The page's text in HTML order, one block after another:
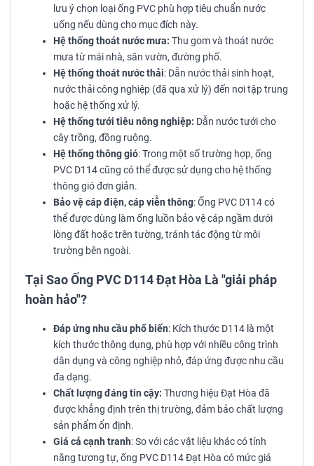
lưu ý chọn loại ống PVC phù hợp tiêu chuẩn nước
uống nếu dùng cho mục đích này.
Hệ thống thoát nước mưa: Thu gom và thoát nước
mưa từ mái nhà, sân vườn, đường phố.
Hệ thống thoát nước thải: Dẫn nước thải sinh hoạt,
nước thải công nghiệp (đã qua xử lý) đến nơi tập trung
hoặc hệ thống xử lý.
Hệ thống tưới tiêu nông nghiệp: Dẫn nước tưới cho
cây trồng, đồng ruộng.
Hệ thống thông gió: Trong một số trường hợp, ống
PVC D114 cũng có thể được sử dụng cho hệ thống
thông gió đơn giản.
Bảo vệ cáp điện, cáp viễn thông: Ống PVC D114 có
thể được dùng làm ống luồn bảo vệ cáp ngầm dưới
lòng đất hoặc trên tường, tránh tác động từ môi
trường bên ngoài.
Tại Sao Ống PVC D114 Đạt Hòa Là "giải pháp
hoàn hảo"?
Đáp ứng nhu cầu phổ biến: Kích thước D114 là một
kích thước thông dụng, phù hợp với nhiều công trình
dân dụng và công nghiệp nhỏ, đáp ứng được nhu cầu
đa dạng.
Chất lượng đáng tin cậy: Thương hiệu Đạt Hòa đã
được khẳng định trên thị trường, đảm bảo chất lượng
sản phẩm ổn định.
Giá cả cạnh tranh: So với các vật liệu khác có tính
năng tương tự, ống PVC D114 Đạt Hòa có mức giá